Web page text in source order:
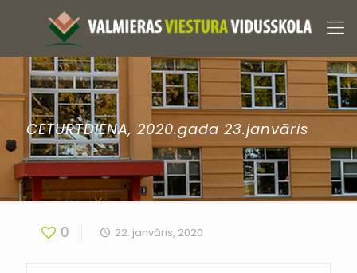
CETURTDIENA, 2020.gada 23.janvāris
0 22. janvāris, 2020